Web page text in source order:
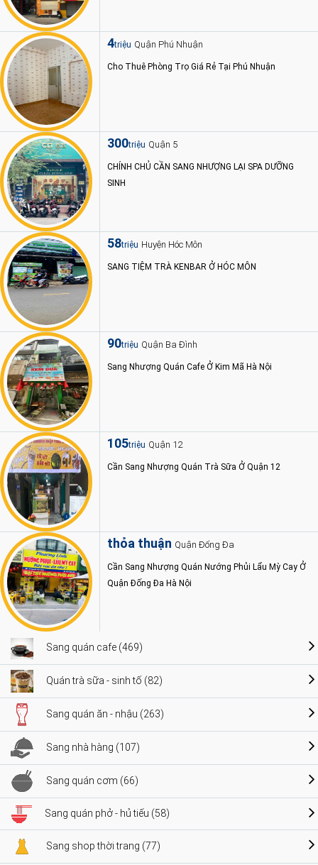
4triệu Quận Phú Nhuận
Cho Thuê Phòng Trọ Giá Rẻ Tại Phú Nhuận
300triệu Quận 5
CHÍNH CHỦ CẦN SANG NHƯỢNG LẠI SPA DƯỠNG
SINH
58triệu Huyện Hóc Môn
SANG TIỆM TRÀ KENBAR Ở HÓC MÔN
90triệu Quận Ba Đình
Sang Nhượng Quán Cafe Ở Kim Mã Hà Nội
105triệu Quận 12
Cần Sang Nhượng Quán Trà Sữa Ở Quận 12
thỏa thuận Quận Đống Đa
Cần Sang Nhượng Quán Nướng Phủi Lẩu Mỳ Cay Ở
Quận Đống Đa Hà Nội
Sang quán cafe (469)
Quán trà sữa - sinh tố (82)
Sang quán ăn - nhậu (263)
Sang nhà hàng (107)
Sang quán cơm (66)
Sang quán phở - hủ tiếu (58)
Sang shop thời trang (77)